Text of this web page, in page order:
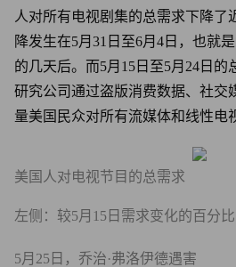
人对所有电视剧集的总需求下降了
降发生在5月31日至6月4日，也就
的几天后。而5月15日至5月24日的
研究公司通过盗版消费数据、社交
量美国民众对所有流媒体和线性电
美国人对电视节目的总需求
左侧：较5月15日需求变化的百分比
5月25日，乔治·弗洛伊德遇害